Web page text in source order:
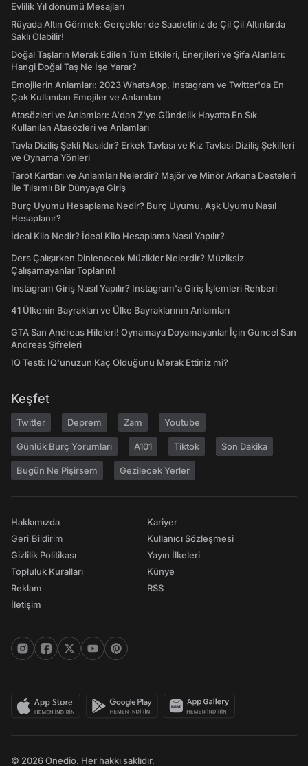
Evlilik Yıl dönümü Mesajları
Rüyada Altın Görmek: Gerçekler de Saadetiniz de Çil Çil Altınlarda
Saklı Olabilir!
Doğal Taşların Merak Edilen Tüm Etkileri, Enerjileri ve Şifa Alanları:
Hangi Doğal Taş Ne İşe Yarar?
Emojilerin Anlamları: 2023 WhatsApp, Instagram ve Twitter'da En
Çok Kullanılan Emojiler ve Anlamları
Atasözleri ve Anlamları: A'dan Z'ye Gündelik Hayatta En Sık
Kullanılan Atasözleri ve Anlamları
Tavla Diziliş Şekli Nasıldır? Erkek Tavlası ve Kız Tavlası Diziliş Şekilleri
ve Oynama Yönleri
Tarot Kartları ve Anlamları Nelerdir? Majör ve Minör Arkana Desteleri
İle Tılsımlı Bir Dünyaya Giriş
Burç Uyumu Hesaplama Nedir? Burç Uyumu, Aşk Uyumu Nasıl
Hesaplanır?
İdeal Kilo Nedir? İdeal Kilo Hesaplama Nasıl Yapılır?
Ders Çalışırken Dinlenecek Müzikler Nelerdir? Müziksiz
Çalışamayanlar Toplanın!
Instagram Giriş Nasıl Yapılır? Instagram'a Giriş İşlemleri Rehberi
41 Ülkenin Bayrakları ve Ülke Bayraklarının Anlamları
GTA San Andreas Hileleri! Oynamaya Doyamayanlar İçin Güncel San
Andreas Şifreleri
IQ Testi: IQ'unuzun Kaç Olduğunu Merak Ettiniz mi?
Keşfet
Twitter Deprem Zam Youtube
Günlük Burç Yorumları A101 Tiktok Son Dakika
Bugün Ne Pişirsem Gezilecek Yerler
Hakkımızda
Geri Bildirim
Gizlilik Politikası
Topluluk Kuralları
Reklam
İletişim
Kariyer
Kullanıcı Sözleşmesi
Yayın İlkeleri
Künye
RSS
© 2026 Onedio. Her hakkı saklıdır.